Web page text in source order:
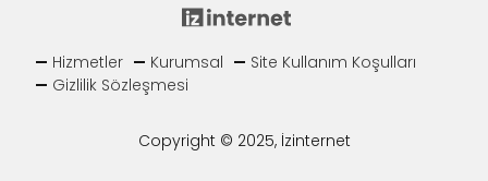
Hizmetler Kurumsal
Site Kullanım Koşulları
Gizlilik Sözleşmesi
Copyright © 2025, İzinternet